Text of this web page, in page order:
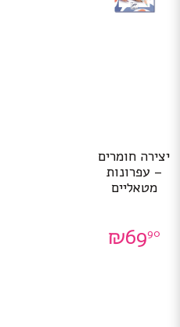
יצירה חומרים
– עפרונות
מטאליים
₪6990